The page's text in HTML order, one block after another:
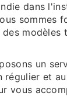
dans
sommes
modèles
un
et
vous